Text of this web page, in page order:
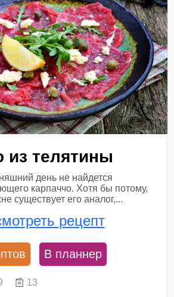
из телятины
день не найдется
карпаччо. Хотя бы потому,
существует его аналог,...
рецепт
В планнер
13